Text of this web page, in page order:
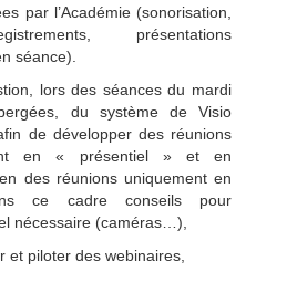
par l’Académie (sonorisation,
présentations
séance).
lors des séances du mardi
du système de Visio
de développer des réunions
en « présentiel » et en
des réunions uniquement en
ce cadre conseils pour
nécessaire (caméras…),
et piloter des webinaires,